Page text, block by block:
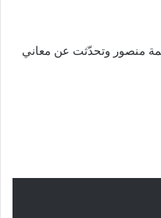
منصور وتحدّثت عن معاني